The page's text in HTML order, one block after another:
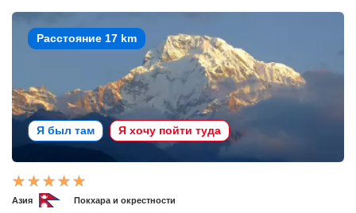
Расстояние 17 km
Я был там Я хочу пойти туда
Азия Покхара и окрестности